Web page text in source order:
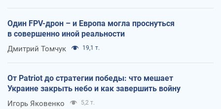
Один FPV-дрон – и Европа могла проснуться
в совершенно иной реальности
Дмитрий Томчук 19,1 т.
От Patriot до стратегии победы: что мешает
Украине закрыть небо и как завершить войну
Игорь Яковенко 5,2 т.